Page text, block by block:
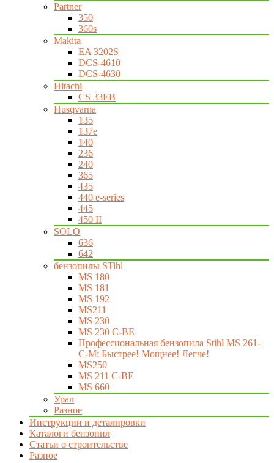
Partner
350
360s
Makita
EA 3202S
DCS-4610
DCS-4630
Hitachi
CS 33EB
Husqvarna
135
137e
140
236
240
365
435
440 e-series
445
450 II
SOLO
636
642
бензопилы STihl
MS 180
MS 181
MS 192
MS211
MS 230
MS 230 C-BE
Профессиональная бензопила Stihl MS 261-
C-M: Быстрее! Мощнее! Легче!
MS250
MS 211 C-BE
MS 660
Урал
Разное
Инструкции и деталировки
Каталоги бензопил
Статьи о строительстве
Разное